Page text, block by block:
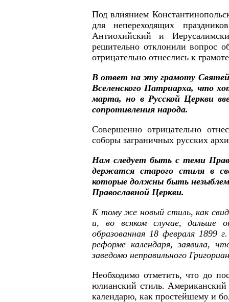
Под влиянием
для непереходящих
Антиохийский и
решительно отклонили вопрос
отрицательно отнеслись к
В ответ на эту грамоту
Вселенского Патриарха, что
марта, но в Русской Церкви
сопротивления народа.
Совершенно отрицательно
соборы заграничных русских
Нам следует быть с теми
держатся старого стиля в
которые должны быть
Православной Церкви.
К тому же новый стиль, как
и, во всяком случае, дальше
образованная 18 февраля 1899
реформе календаря, заявила,
заведомо неправильного
Необходимо отметить, что до
юлианский стиль.
календарю, как простейшему и